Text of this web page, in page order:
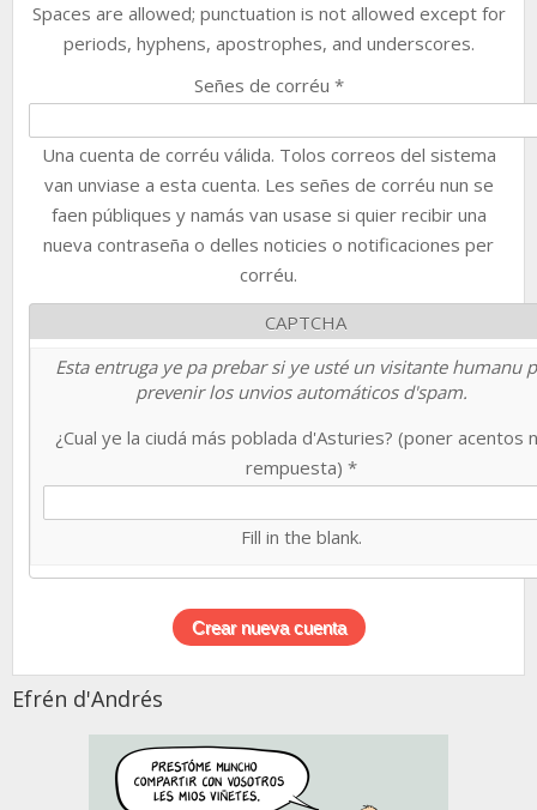
Spaces are allowed; punctuation is not allowed except for
periods, hyphens, apostrophes, and underscores.
Señes de corréu *
Una cuenta de corréu válida. Tolos correos del sistema
van unviase a esta cuenta. Les señes de corréu nun se
faen públiques y namás van usase si quier recibir una
nueva contraseña o delles noticies o notificaciones per
corréu.
CAPTCHA
Esta entruga ye pa prebar si ye usté un visitante humanu
prevenir los unvios automáticos d'spam.
¿Cual ye la ciudá más poblada d'Asturies? (poner acentos
rempuesta) *
Fill in the blank.
Efrén d'Andrés